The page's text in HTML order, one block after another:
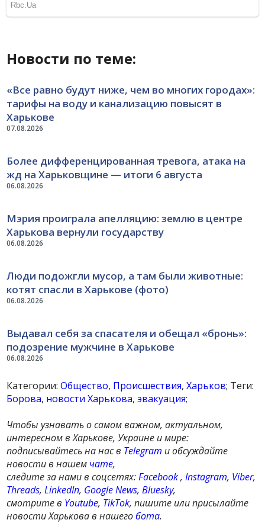
Новости по теме:
07.08.2026
«Все равно будут ниже, чем во многих городах»:
тарифы на воду и канализацию повысят в
Харькове
06.08.2026
Более дифференцированная тревога, атака на
жд на Харьковщине — итоги 6 августа
06.08.2026
Мэрия проиграла апелляцию: землю в центре
Харькова вернули государству
06.08.2026
Люди подожгли мусор, а там были животные:
котят спасли в Харькове (фото)
06.08.2026
Выдавал себя за спасателя и обещал «бронь»:
подозрение мужчине в Харькове
Категории:Общество, Происшествия,Харьков; Теги:
Борова, новости Харькова,эвакуация;
Чтобы узнавать о самом важном, актуальном,
интересном в Харькове, Украине и мире:
подписывайтесь на нас в Telegram и обсуждайте
новости в нашем чате,
следите за нами в соцсетях:Facebook,Instagram, Viber,
Threads,LinkedIn, Google News,Bluesky,
смотрите в Youtube, TikTok, пишите или присылайте
новости Харькова в нашегобота.